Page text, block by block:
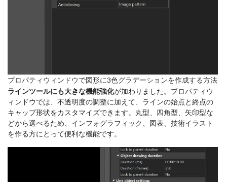
プロパティウィンドウで図形に3色グラデーションを作成する方法
ラインツールにも大きな機能強化が加わりました。プロパティウ
ィンドウでは、不透明度の調整に加えて、ラインの始点と終点の
キャップ形状をカスタマイズできます。丸型、四角型、矢印型な
どから選べるため、インフォグラフィック、図表、技術イラスト
を作る方にとって便利な機能です。